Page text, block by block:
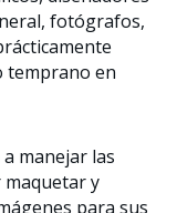
fotógrafos,
temprano en
manejar las
y
para sus